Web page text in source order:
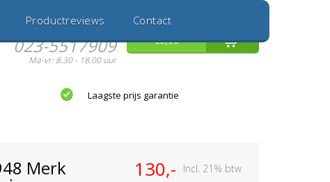
Inloggen
Hulp nodig?
023-5517909
Ma-vr: 8.30 - 18.00 uur
€0,00
Productreviews Contact
Laagste prijs garantie
Merk 130,-
Incl. 21% btw